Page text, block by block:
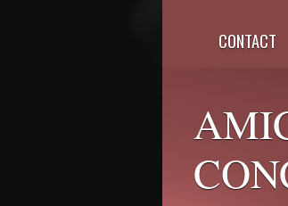
CONTACT